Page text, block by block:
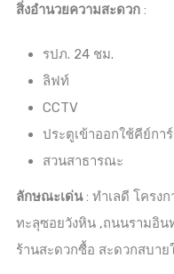
สิ่งอำนวยความสะดวก :
รปภ. 24 ชม.
ลิฟท์
CCTV
ประตูเข้าออกใช้คีย์กา
สวนสาธารณะ
ลักษณะเด่น: ทำเลดี โครง
ทะลุซอยวังหิน ,ถนนรามอิน
ร้านสะดวกซื้อ สะดวกสบา